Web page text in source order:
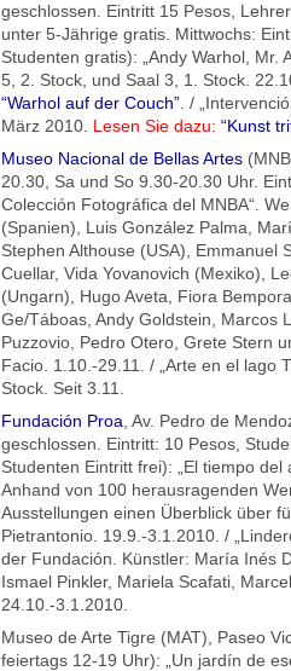
geschlossen. Eintritt 15 Pesos,
unter 5-Jährige gratis. Mittwochs:
Studenten gratis): „Andy Warhol, Mr.
5, 2. Stock, und Saal 3, 1. Stock.
“Warhol auf der Couch”. /
März 2010. Lesen Sie dazu: “Kunst
Museo Nacional de Bellas Artes
20.30, Sa und So 9.30-20.30 Uhr.
Colección Fotográfica del MNBA“.
(Spanien), Luis González Palma,
Stephen Althouse (USA), Emmanuel
Cuellar, Vida Yovanovich (Mexiko),
(Ungarn), Hugo Aveta, Fiora
Ge/Táboas, Andy Goldstein, Marcos
Puzzovio, Pedro Otero, Grete Stern
Facio. 1.10.-29.11. / „Arte en el lago
Stock. Seit 3.11.
Fundación Proa , Av. Pedro de
geschlossen. Eintritt: 10 Pesos,
Studenten Eintritt frei): „El tiempo del
Anhand von 100 herausragenden
Ausstellungen einen Überblick über
Pietrantonio. 19.9.-3.1.2010. /
der Fundación. Künstler: María Inés
Ismael Pinkler, Mariela Scafati,
24.10.-3.1.2010.
Museo de Arte Tigre (MAT), Paseo
feiertags 12-19 Uhr): „Un jardín de